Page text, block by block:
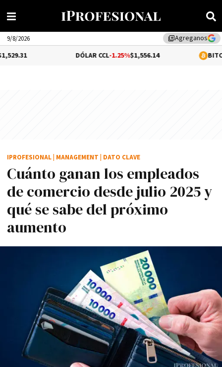
library_addAgreganos
9/8/2026
-1.25%$1,556.14 0.21%
Cuánto ganan los empleados
de comercio desde julio 2025 y
qué se sabe del próximo
aumento
IPROFESIONAL MANAGEMENT DATO CLAVE